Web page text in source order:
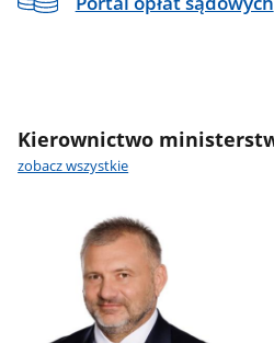
Kierownictwo
zobacz wszystkie